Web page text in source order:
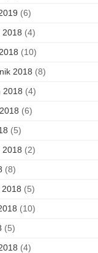
(6)
2018 (4)
(10)
2018 (8)
2018 (4)
(6)
(5)
2018 (2)
(8)
2018 (5)
(10)
(5)
(4)